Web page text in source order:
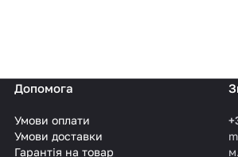
Допомога
Умови оплати
Умови доставки
Гарантія на товар